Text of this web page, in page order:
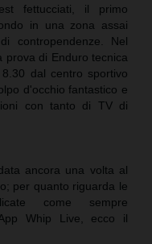
fettucciati, il primo
in una zona assai
contropendenze. Nel
prova di Enduro tecnica
dal centro sportivo
d'occhio fantastico e
con tanto di TV di
ancora una volta al
per quanto riguarda le
come sempre
Whip Live, ecco il